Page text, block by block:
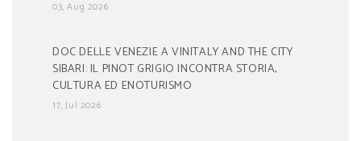
03, Aug 2026
DOC DELLE VENEZIE A VINITALY AND THE CITY
SIBARI: IL PINOT GRIGIO INCONTRA STORIA,
CULTURA ED ENOTURISMO
17, Jul 2026